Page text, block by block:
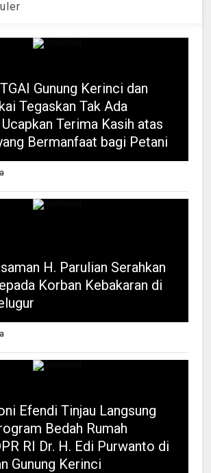
Gunung Kerinci dan
Tegaskan Tak Ada
Terima Kasih atas
Bermanfaat bagi Petani
H. Parulian Serahkan
Korban Kebakaran di
Efendi Tinjau Langsung
Bedah Rumah
RI Dr. H. Edi Purwanto di
Gunung Kerinci